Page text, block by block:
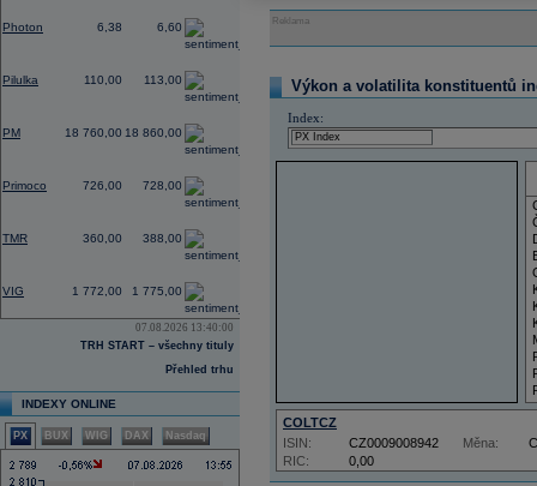
Photon 6,38 6,60
0,00
Pilulka 110,00 113,00
PM 18 760,00 18 860,00
Primoco 726,00 728,00
TMR 360,00 388,00
VIG 1 772,00 1 775,00
07.08.2026 13:40:00
TRH START – všechny tituly
Přehled trhu
INDEXY ONLINE
PX BUX WIG DAX Nasdaq
Reklama
Výkon a volatilita konstituentů
Index:
COLTCZ
RIC: 0,00
ISIN: CZ0009008942 Měna: